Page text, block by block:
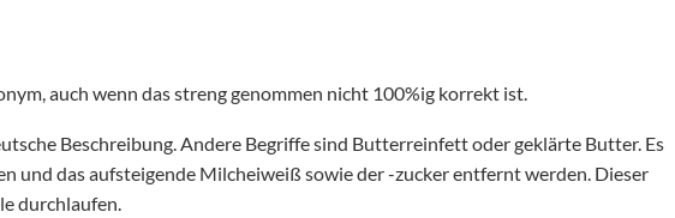
auch wenn das streng genommen nicht 100%ig korrekt ist.
Beschreibung. Andere Begriffe sind Butterreinfett oder geklärte Butter. Es
und das aufsteigende Milcheiweiß sowie der -zucker entfernt werden. Dieser
durchlaufen.